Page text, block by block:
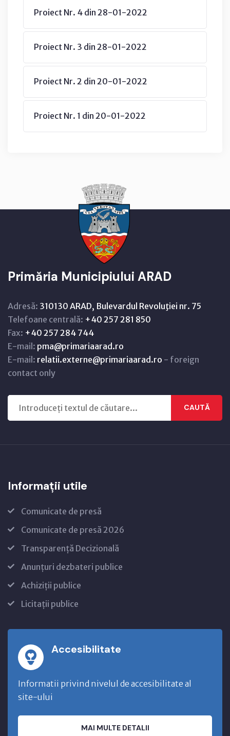
Proiect Nr. 4 din 28-01-2022
Proiect Nr. 3 din 28-01-2022
Proiect Nr. 2 din 20-01-2022
Proiect Nr. 1 din 20-01-2022
Primăria Municipiului ARAD
Adresă: 310130 ARAD, Bulevardul Revoluţiei nr. 75
Telefoane centrală: +40 257 281 850
Fax: +40 257 284 744
E-mail: pma@primariaarad.ro
E-mail: relatii.externe@primariaarad.ro - foreign
contact only
CAUTĂ
Informații utile
Comunicate de presă
Comunicate de presă 2026
Transparență Decizională
Anunțuri dezbateri publice
Achiziții publice
Licitații publice
Accesibilitate
Informatii privind nivelul de accesibilitate al
site-ului
MAI MULTE DETALII